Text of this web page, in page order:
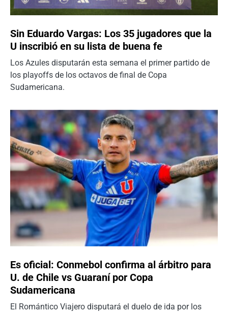
Sin Eduardo Vargas: Los 35 jugadores que la
U inscribió en su lista de buena fe
Los Azules disputarán esta semana el primer partido de
los playoffs de los octavos de final de Copa
Sudamericana.
Es oficial: Conmebol confirma al árbitro para
U. de Chile vs Guaraní por Copa
Sudamericana
El Romántico Viajero disputará el duelo de ida por los